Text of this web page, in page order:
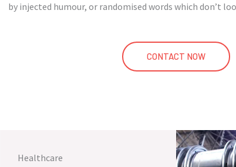
by injected humour, or randomised words which don’t
CONTACT NOW
Healthcare